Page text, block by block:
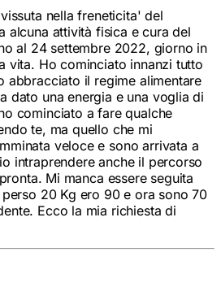
nella freneticita' del
alcuna attività fisica e cura del
al 24 settembre 2022, giorno in
vita. Ho cominciato innanzi tutto
abbracciato il regime alimentare
dato una energia e una voglia di
cominciato a fare qualche
te, ma quello che mi
veloce e sono arrivata a
intraprendere anche il percorso
Mi manca essere seguita
20 Kg ero 90 e ora sono 70
Ecco la mia richiesta di